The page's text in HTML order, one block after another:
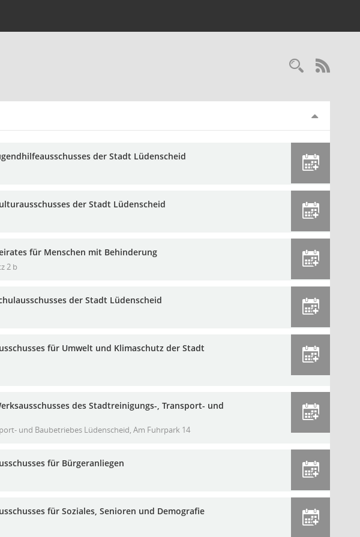
der Stadt Lüdenscheid
der Stadt Lüdenscheid
für Menschen mit Behinderung
2 b
der Stadt Lüdenscheid
für Umwelt und Klimaschutz der Stadt
des Stadtreinigungs-, Transport- und
und Baubetriebes Lüdenscheid, Am Fuhrpark 14
für Bürgeranliegen
für Soziales, Senioren und Demografie